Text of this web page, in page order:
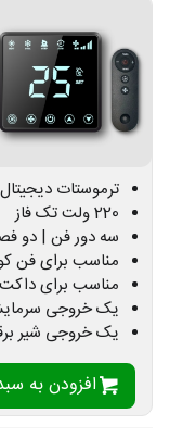
ترموستات
220 ولت تک فاز
سه دور فن | دو
مناسب برای فن
مناسب برای
یک خروجی
یک خروجی شیر
افزودن به